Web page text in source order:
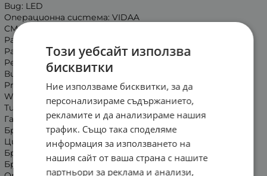
Вид: LED
Операционна система: VIDAA
СМАРТ ТВ: Smart TV
Размер на екрана (inch): 43
Размер на екрана (см): 108
Резолюция: 1920X1080 FULL HD
Видеоприложения: You Tube; Netflix; Disney+; Amazon
Prime Video;
Wi-Fi: Вграден
Тип процесор: Quad core
Гаранция: 24 м.
Брой говорители: 2
Цифров тунер: DVB T2/C2/S2
Брой HDMI входа: 2
Брой USB входа: 1
Този уебсайт използва
бисквитки
Ние използваме бисквитки, за да
персонализираме съдържанието,
рекламите и да анализираме нашия
трафик. Също така споделяме
информация за използването на
нашия сайт от ваша страна с нашите
партньори за реклама и анализи,